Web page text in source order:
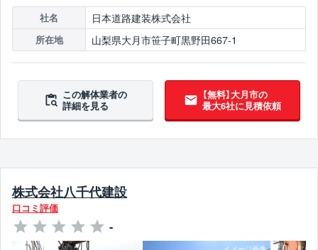
社名 日本道路建装株式会社
所在地 山梨県大月市笹子町黒野田667-1
この解体業者の
詳細を見る
【無料】大月市の
最大6社に見積依頼
株式会社八千代建設
口コミ評価
-